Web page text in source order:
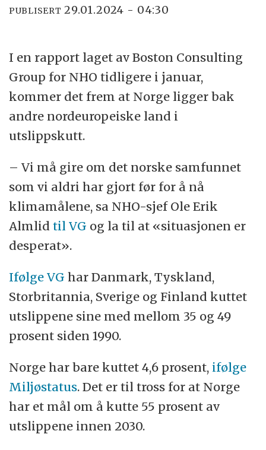
PUBLISERT 29.01.2024 - 04:30
I en rapport laget av Boston Consulting
Group for NHO tidligere i januar,
kommer det frem at Norge ligger bak
andre nordeuropeiske land i
utslippskutt.
– Vi må gire om det norske samfunnet
som vi aldri har gjort før for å nå
klimamålene, sa NHO-sjef Ole Erik
Almlid til VG og la til at «situasjonen er
desperat».
Ifølge VG har Danmark, Tyskland,
Storbritannia, Sverige og Finland kuttet
utslippene sine med mellom 35 og 49
prosent siden 1990.
Norge har bare kuttet 4,6 prosent, ifølge
Miljøstatus. Det er til tross for at Norge
har et mål om å kutte 55 prosent av
utslippene innen 2030.